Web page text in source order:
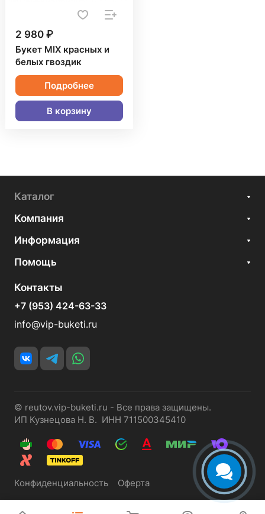
2 980 ₽
Букет MIX красных и
белых гвоздик
Подробнее
В корзину
Каталог
Компания
Информация
Помощь
Контакты
+7 (953) 424-63-33
info@vip-buketi.ru
© reutov.vip-buketi.ru - Все права защищены.
ИП Кузнецова Н. В. ИНН 711500345410
Конфиденциальность Оферта